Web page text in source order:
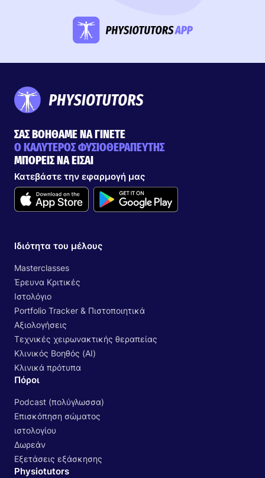
ΣΑΣ ΒΟΗΘΑΜΕ ΝΑ ΓΙΝΕΤΕ
Ο ΚΑΛΥΤΕΡΟΣ ΦΥΣΙΟΘΕΡΑΠΕΥΤΗΣ
ΜΠΟΡΕΙΣ ΝΑ ΕΙΣΑΙ
Κατεβάστε την εφαρμογή μας
Ιδιότητα του μέλους
Masterclasses
Έρευνα Κριτικές
Ιστολόγιο
Portfolio Tracker & Πιστοποιητικά
Αξιολογήσεις
Τεχνικές χειρωνακτικής θεραπείας
Κλινικός Βοηθός (AI)
Κλινικά πρότυπα
Πόροι
Podcast (πολύγλωσσα)
Επισκόπηση σώματος
ιστολογίου
Δωρεάν
Εξετάσεις εξάσκησης
Physiotutors